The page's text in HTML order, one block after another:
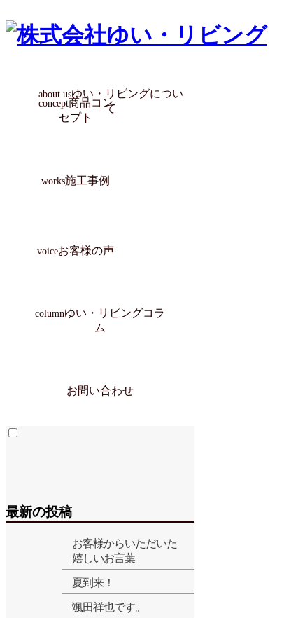
about usゆい・リビングについ
て
concept商品コン
セプト
works施工事例
atataka
り
voiceお客様の声
columnゆい・リビングコラ
ム
お問い合わせ
最新の投稿
お客様からいただいた
嬉しいお言葉
夏到来！
颯田祥也です。